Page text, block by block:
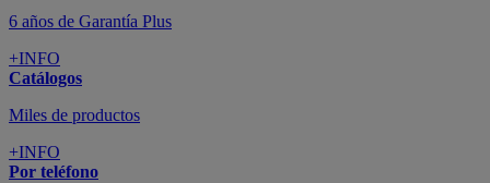
6 años de Garantía Plus
+INFO
Catálogos
Miles de productos
+INFO
Por teléfono